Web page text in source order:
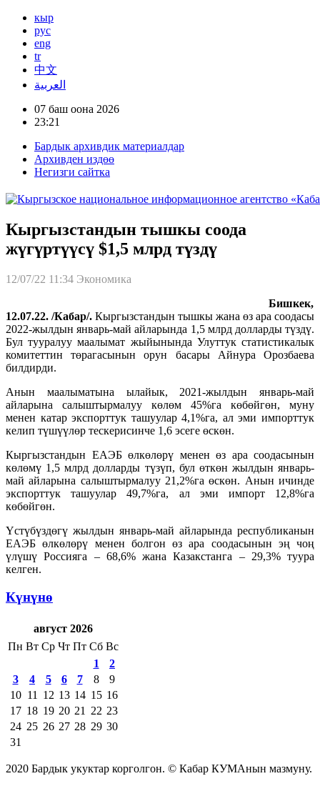
кыр
рус
eng
tr
中文
العربية
07 баш оона 2026
23:21
Бардык архивдик материалдар
Архивден издөө
Негизги сайтка
Кыргызстандын тышкы соода
жүгүртүүсү $1,5 млрд түздү
12/07/22 11:34 Экономика
Бишкек,
12.07.22. /Кабар/. Кыргызстандын тышкы жана өз ара соодасы
2022-жылдын январь-май айларында 1,5 млрд долларды түздү.
Бул тууралуу маалымат жыйынында Улуттук статистикалык
комитеттин төрагасынын орун басары Айнура Орозбаева
билдирди.
Анын маалыматына ылайык, 2021-жылдын январь-май
айларына салыштырмалуу көлөм 45%га көбөйгөн, муну
менен катар экспорттук ташуулар 4,1%га, ал эми импорттук
келип түшүүлөр тескерисинче 1,6 эсеге өскөн.
Кыргызстандын ЕАЭБ өлкөлөрү менен өз ара соодасынын
көлөмү 1,5 млрд долларды түзүп, бул өткөн жылдын январь-
май айларына салыштырмалуу 21,2%га өскөн. Анын ичинде
экспорттук ташуулар 49,7%га, ал эми импорт 12,8%га
көбөйгөн.
Үстүбүздөгү жылдын январь-май айларында республиканын
ЕАЭБ өлкөлөрү менен болгон өз ара соодасынын эң чоң
үлүшү Россияга – 68,6% жана Казакстанга – 29,3% туура
келген.
Күнүнө
август 2026
Пн Вт Ср Чт Пт Сб Вс
1
2
3
4 5 6 7 8
9
10 11 12 13 14 15 16
17 18 19 20 21 22 23
24 25 26 27 28 29 30
31
2020 Бардык укуктар корголгон. © Кабар КУМАнын мазмуну.